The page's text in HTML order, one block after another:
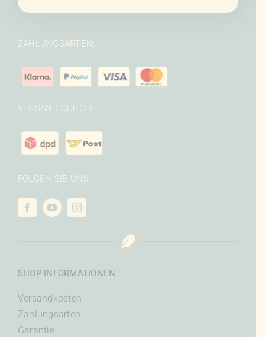
ZAHLUNGSARTEN:
VERSAND DURCH:
FOLGEN SIE UNS:
SHOP INFORMATIONEN
Versandkosten
Zahlungsarten
Garantie